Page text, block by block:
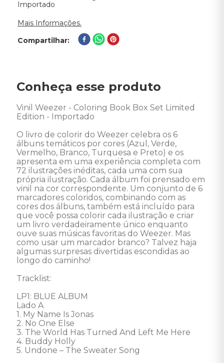
Importado
Mais Informações.
Compartilhar
Conheça esse produto
Vinil Weezer - Coloring Book Box Set Limited
Edition - Importado
O livro de colorir do Weezer celebra os 6
álbuns temáticos por cores (Azul, Verde,
Vermelho, Branco, Turquesa e Preto) e os
apresenta em uma experiência completa com
72 ilustrações inéditas, cada uma com sua
própria ilustração. Cada álbum foi prensado em
vinil na cor correspondente. Um conjunto de 6
marcadores coloridos, combinando com as
cores dos álbuns, também está incluído para
que você possa colorir cada ilustração e criar
um livro verdadeiramente único enquanto
ouve suas músicas favoritas do Weezer. Mas
como usar um marcador branco? Talvez haja
algumas surpresas divertidas escondidas ao
longo do caminho!
Tracklist:
LP1: BLUE ALBUM
Lado A
1. My Name Is Jonas
2. No One Else
3. The World Has Turned And Left Me Here
4. Buddy Holly
5. Undone – The Sweater Song